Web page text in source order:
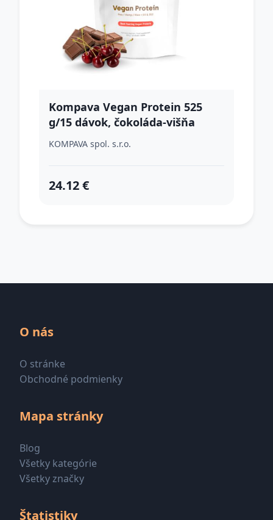
Kompava Vegan Protein 525
g/15 dávok, čokoláda-višňa
KOMPAVA spol. s.r.o.
24.12 €
O nás
O stránke
Obchodné podmienky
Mapa stránky
Blog
Všetky kategórie
Všetky značky
Štatistiky